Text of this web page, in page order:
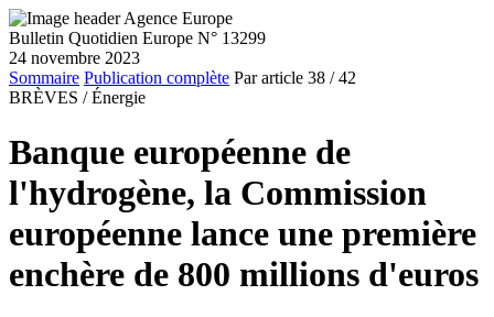
Bulletin Quotidien Europe N° 13299
24 novembre 2023
Sommaire Publication complète Par article 38 / 42
BRÈVES / Énergie
Banque européenne de
l'hydrogène, la Commission
européenne lance une première
enchère de 800 millions d'euros